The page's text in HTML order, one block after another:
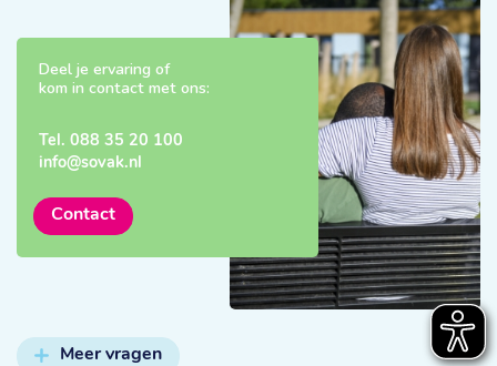
Deel je ervaring of
kom in contact met ons:
Tel. 088 35 20 100
info@sovak.nl
Contact
Meer vragen